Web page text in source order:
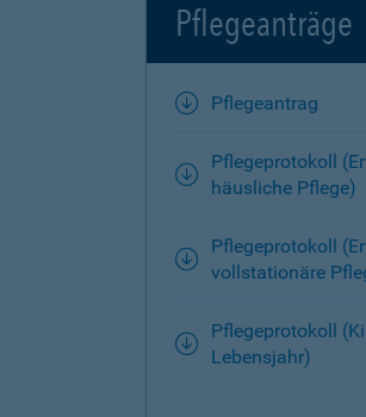
Pflegeanträge
Pflegeantrag
Pflegeprotokoll
häusliche Pflege)
Pflegeprotokoll
vollstationäre
Pflegeprotokoll
Lebensjahr)